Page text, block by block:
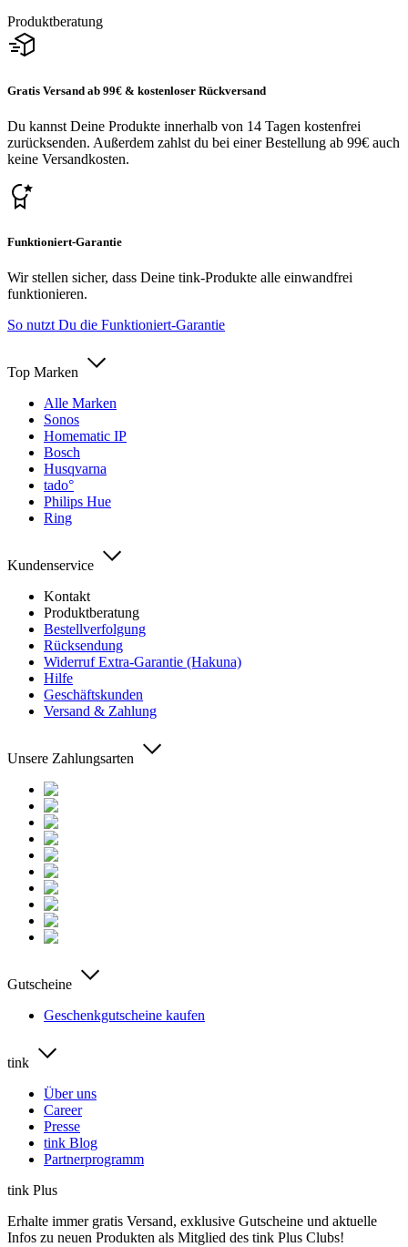
Produktberatung
Gratis Versand ab 99€ & kostenloser Rückversand
Du kannst Deine Produkte innerhalb von 14 Tagen kostenfrei
zurücksenden. Außerdem zahlst du bei einer Bestellung ab 99€ auch
keine Versandkosten.
Funktioniert-Garantie
Wir stellen sicher, dass Deine tink-Produkte alle einwandfrei
funktionieren.
So nutzt Du die Funktioniert-Garantie
Top Marken
Alle Marken
Sonos
Homematic IP
Bosch
Husqvarna
tado°
Philips Hue
Ring
Kundenservice
Kontakt
Produktberatung
Bestellverfolgung
Rücksendung
Widerruf Extra-Garantie (Hakuna)
Hilfe
Geschäftskunden
Versand & Zahlung
Unsere Zahlungsarten
Gutscheine
Geschenkgutscheine kaufen
tink
Über uns
Career
Presse
tink Blog
Partnerprogramm
tink Plus
Erhalte immer gratis Versand, exklusive Gutscheine und aktuelle
Infos zu neuen Produkten als Mitglied des tink Plus Clubs!